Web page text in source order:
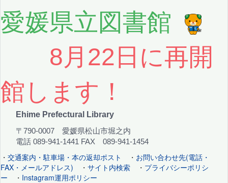
愛媛県立図書館
8月22日に再開
館します！
Ehime Prefectural Library
〒790-0007 愛媛県松山市堀之内
電話 089-941-1441 FAX 089-941-1454
・ 交通案内・駐車場・本の返却ポスト ・ お問い合わせ先(電話・
FAX・メールアドレス) ・ サイト内検索 ・ プライバシーポリシ
ー ・ Instagram運用ポリシー